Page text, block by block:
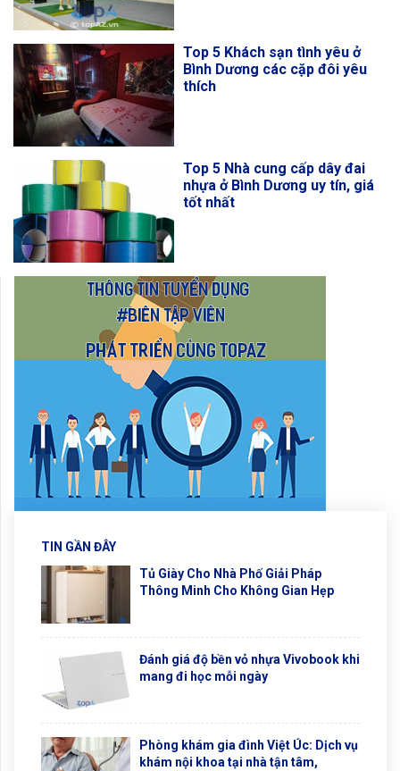
Top 5 Khách sạn tình yêu ở
Bình Dương các cặp đôi yêu
thích
Top 5 Nhà cung cấp dây đai
nhựa ở Bình Dương uy tín, giá
tốt nhất
TIN GẦN ĐÂY
Tủ Giày Cho Nhà Phố Giải Pháp
Thông Minh Cho Không Gian Hẹp
Đánh giá độ bền vỏ nhựa Vivobook khi
mang đi học mỗi ngày
Phòng khám gia đình Việt Úc: Dịch vụ
khám nội khoa tại nhà tận tâm,